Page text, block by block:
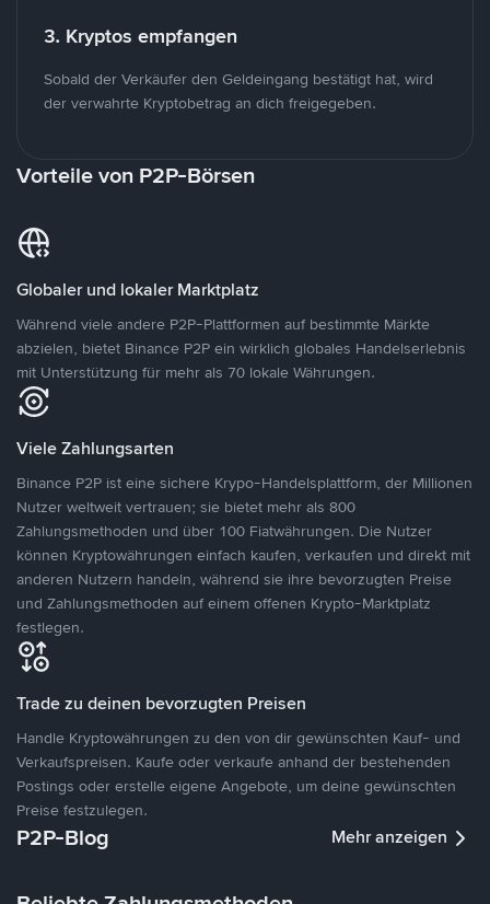
3. Kryptos empfangen
Sobald der Verkäufer den Geldeingang bestätigt hat, wird
der verwahrte Kryptobetrag an dich freigegeben.
Vorteile von P2P-Börsen
Globaler und lokaler Marktplatz
Während viele andere P2P-Plattformen auf bestimmte Märkte
abzielen, bietet Binance P2P ein wirklich globales Handelserlebnis
mit Unterstützung für mehr als 70 lokale Währungen.
Viele Zahlungsarten
Binance P2P ist eine sichere Krypo-Handelsplattform, der Millionen
Nutzer weltweit vertrauen; sie bietet mehr als 800
Zahlungsmethoden und über 100 Fiatwährungen. Die Nutzer
können Kryptowährungen einfach kaufen, verkaufen und direkt mit
anderen Nutzern handeln, während sie ihre bevorzugten Preise
und Zahlungsmethoden auf einem offenen Krypto-Marktplatz
festlegen.
Trade zu deinen bevorzugten Preisen
Handle Kryptowährungen zu den von dir gewünschten Kauf- und
Verkaufspreisen. Kaufe oder verkaufe anhand der bestehenden
Postings oder erstelle eigene Angebote, um deine gewünschten
Preise festzulegen.
P2P-Blog Mehr anzeigen